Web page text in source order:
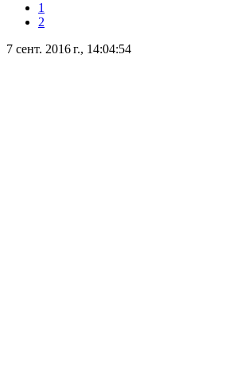
1
2
7 сент. 2016 г., 14:04:54